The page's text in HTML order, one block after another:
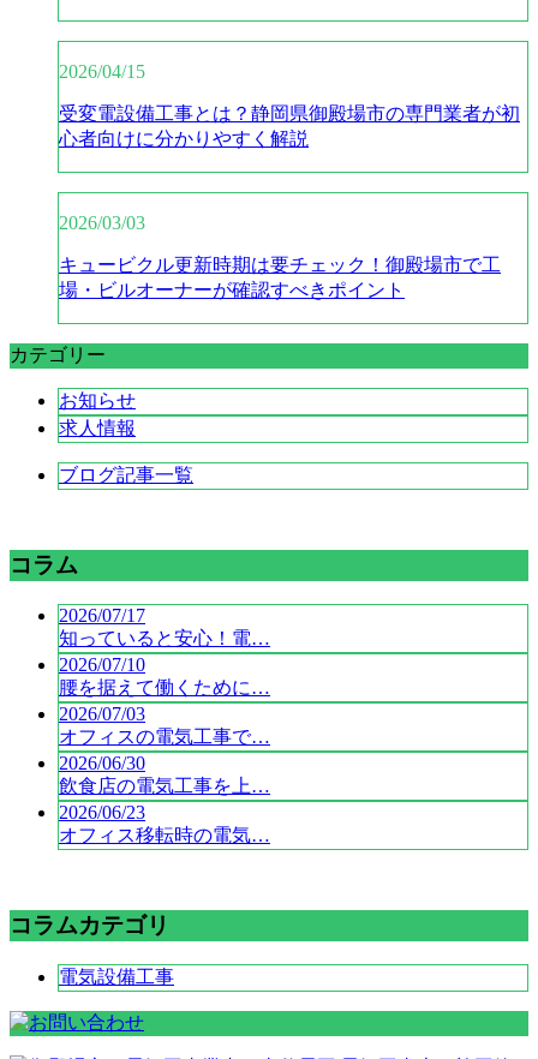
2026/04/15
受変電設備工事とは？静岡県御殿場市の専門業者が初
心者向けに分かりやすく解説
2026/03/03
キュービクル更新時期は要チェック！御殿場市で工
場・ビルオーナーが確認すべきポイント
カテゴリー
お知らせ
求人情報
ブログ記事一覧
コラム
2026/07/17
知っていると安心！電…
2026/07/10
腰を据えて働くために…
2026/07/03
オフィスの電気工事で…
2026/06/30
飲食店の電気工事を上…
2026/06/23
オフィス移転時の電気…
コラムカテゴリ
電気設備工事